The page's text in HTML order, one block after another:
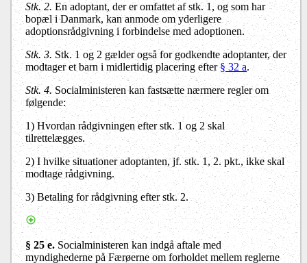
Stk. 2. En adoptant, der er omfattet af stk. 1, og som har
bopæl i Danmark, kan anmode om yderligere
adoptionsrådgivning i forbindelse med adoptionen.
Stk. 3. Stk. 1 og 2 gælder også for godkendte adoptanter, der
modtager et barn i midlertidig placering efter§ 32 a.
Stk. 4.Socialministeren kan fastsætte nærmere regler om
følgende:
1) Hvordan rådgivningen efter stk. 1 og 2 skal
tilrettelægges.
2) I hvilke situationer adoptanten, jf. stk. 1, 2. pkt., ikke skal
modtage rådgivning.
3) Betaling for rådgivning efter stk. 2.
§ 25 e.Socialministeren kan indgå aftale med
myndighederne på Færøerne om forholdet mellem reglerne